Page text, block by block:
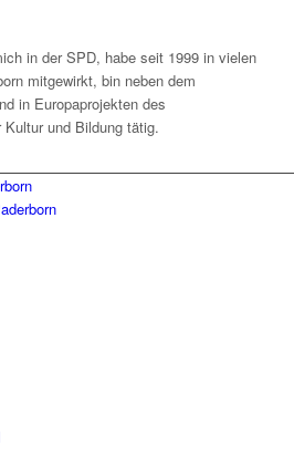
in der SPD, habe seit 1999 in vielen
mitgewirkt, bin neben dem
in Europaprojekten des
und Bildung tätig.